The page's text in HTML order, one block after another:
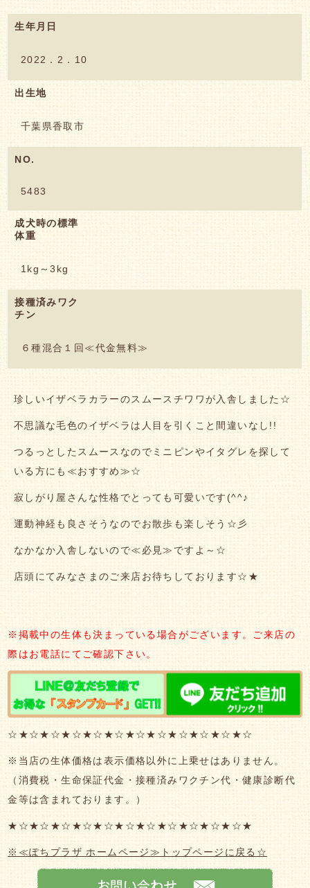
生年月日
2022．2．10
出生地
千葉県香取市
NO.
5483
成犬時の標準
体重
1kg～3kg
接種済みワク
チン
６種混合１回≪代金無料≫
珍しいイザベラカラーのスムースチワワが入舎しました☆
不思議な毛色のイザベラは人目を引くこと間違いなし!!
つるっとしたスムースなのでミニピンやイタグレを探して
いる方にも≪おすすめ≫☆
寂しがり屋さんな性格でとっても可愛いです(^^♪
運動神経も良さそうなのでお散歩も楽しそう☆彡
なかなか入舎しないので≪必見≫ですよ～☆
店頭にてみなさまのご来店お待ちしております☆★
※掲載中の生体も決まっている場合がございます。ご来店の
際はお電話にてご確認下さい。
☆★☆★☆★☆★☆★☆★☆★☆★☆★☆★☆★☆
※当店の生体価格は表示価格以外に上乗せはありません。
（消費税・生命保証代金・接種済みワクチン代・健康診断代
金等は含まれております。）
★☆★☆★☆★☆★☆★☆★☆★☆★☆★☆★☆★
※≪ぽちプラザ ホームページ≫トップページに戻る☆